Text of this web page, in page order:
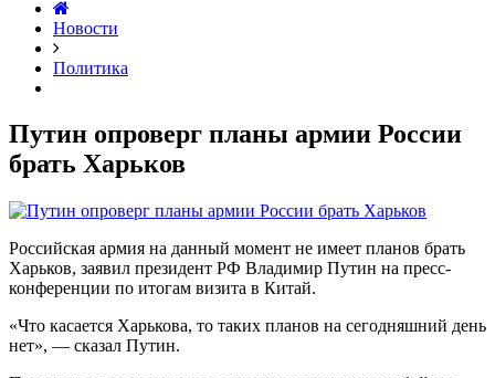
Новости
Политика
Путин опроверг планы армии России
брать Харьков
Российская армия на данный момент не имеет планов брать
Харьков, заявил президент РФ Владимир Путин на пресс-
конференции по итогам визита в Китай.
«Что касается Харькова, то таких планов на сегодняшний день
нет», — сказал Путин.